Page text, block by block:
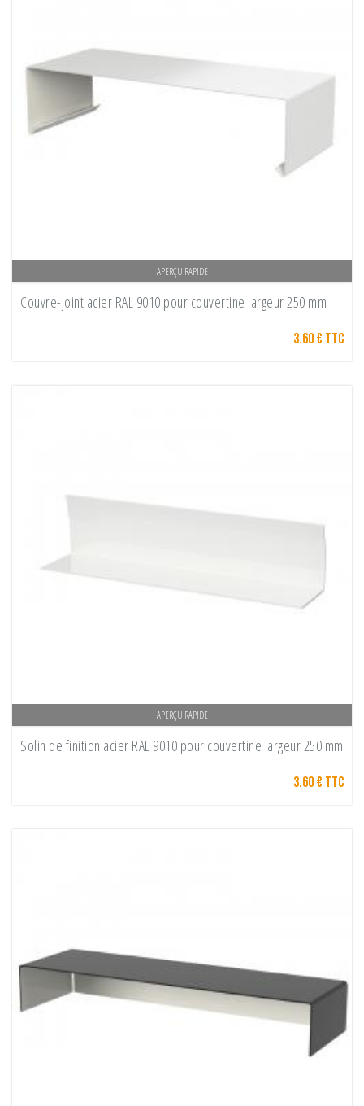
APERÇU RAPIDE
Couvre-joint acier RAL 9010 pour couvertine largeur 250 mm
3.60 € TTC
APERÇU RAPIDE
Solin de finition acier RAL 9010 pour couvertine largeur 250 mm
3.60 € TTC